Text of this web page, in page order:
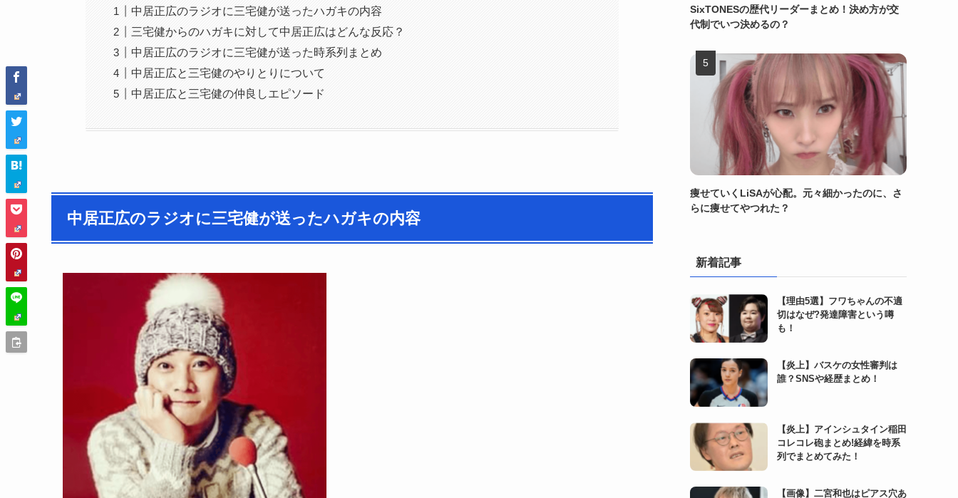
中居正広のラジオに三宅健が送ったハガキの内容
三宅健からのハガキに対して中居正広はどんな反応？
中居正広のラジオに三宅健が送った時系列まとめ
中居正広と三宅健のやりとりについて
中居正広と三宅健の仲良しエピソード
中居正広のラジオに三宅健が送ったハガキの内容
SixTONESの歴代リーダーまとめ！決め方が交
代制でいつ決めるの？
痩せていくLiSAが心配。元々細かったのに、さ
らに痩せてやつれた？
新着記事
【理由5選】フワちゃんの不適
切はなぜ?発達障害という噂
も！
【炎上】バスケの女性審判は
誰？SNSや経歴まとめ！
【炎上】アインシュタイン稲田
コレコレ砲まとめ!経緯を時系
列でまとめてみた！
【画像】二宮和也はピアス穴あ